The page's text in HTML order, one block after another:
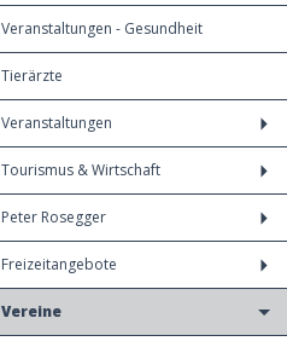
Veranstaltungen - Gesundheit
Tierärzte
Veranstaltungen
Tourismus & Wirtschaft
Peter Rosegger
Freizeitangebote
Vereine